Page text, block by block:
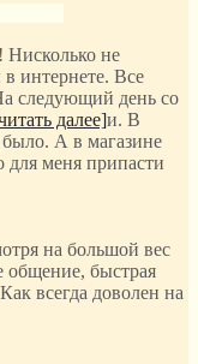
Нисколько не
интернете. Все
следующий день со
далее]и. В
А в магазине
меня припасти
на большой вес
общение, быстрая
всегда доволен на